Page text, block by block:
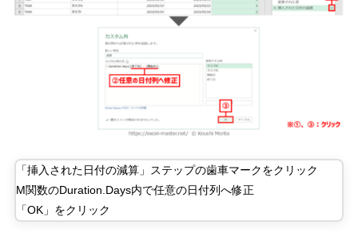
「挿入された日付の減算」ステップの歯車マークをクリック
M関数のDuration.Days内で任意の日付列へ修正
「OK」をクリック